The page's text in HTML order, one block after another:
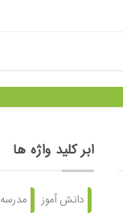
ابر کلید واژه ها
دانش آموز مدرسه